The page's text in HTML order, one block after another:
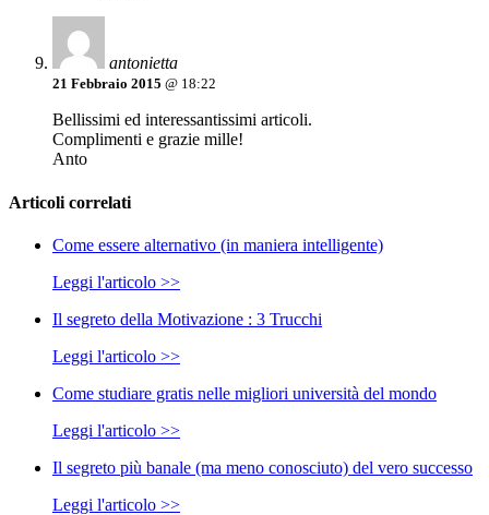
antonietta
21 Febbraio 2015 @ 18:22
Bellissimi ed interessantissimi articoli.
Complimenti e grazie mille!
Anto
Articoli correlati
Come essere alternativo (in maniera intelligente)
Leggi l'articolo >>
Il segreto della Motivazione : 3 Trucchi
Leggi l'articolo >>
Come studiare gratis nelle migliori università del mondo
Leggi l'articolo >>
Il segreto più banale (ma meno conosciuto) del vero successo
Leggi l'articolo >>